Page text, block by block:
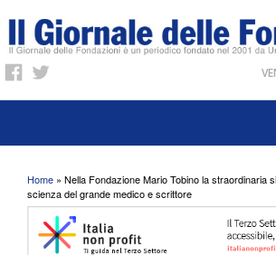
Tu sei qui
Home » Nella Fondazione Mario Tobino la straordinaria
scienza del grande medico e scrittore